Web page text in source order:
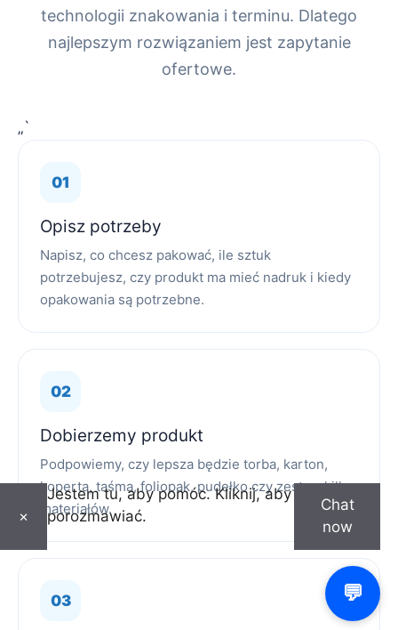
technologii znakowania i terminu. Dlatego
najlepszym rozwiązaniem jest zapytanie
ofertowe.
„`
Opisz potrzeby
Napisz, co chcesz pakować, ile sztuk
potrzebujesz, czy produkt ma mieć nadruk i kiedy
opakowania są potrzebne.
Dobierzemy produkt
Podpowiemy, czy lepsza będzie torba, karton,
koperta, taśma, foliopak, pudełko czy zestaw kilku
materiałów.
×
Jestem tu, aby pomóc. Kliknij, aby
porozmawiać.
Chat
now